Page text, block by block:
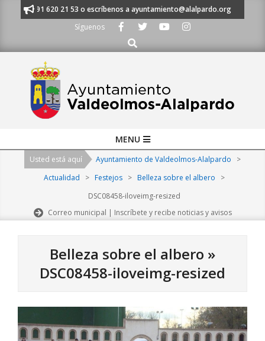
al 91 620 21 53 o escríbenos a ayuntamiento@alalpardo.org
Síguenos
Buscar
Navigation
MENU
Usted está aquí Ayuntamiento de Valdeolmos-Alalpardo
>
Actualidad
> Festejos > Belleza sobre el albero
>
DSC08458-iloveimg-resized
Correo municipal | Inscríbete y recibe noticias y avisos
Belleza sobre el albero »
DSC08458-iloveimg-resized